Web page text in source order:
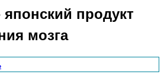
продукт
мозга